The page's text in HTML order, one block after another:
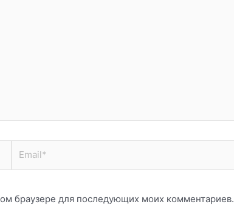
браузере для последующих моих комментариев.